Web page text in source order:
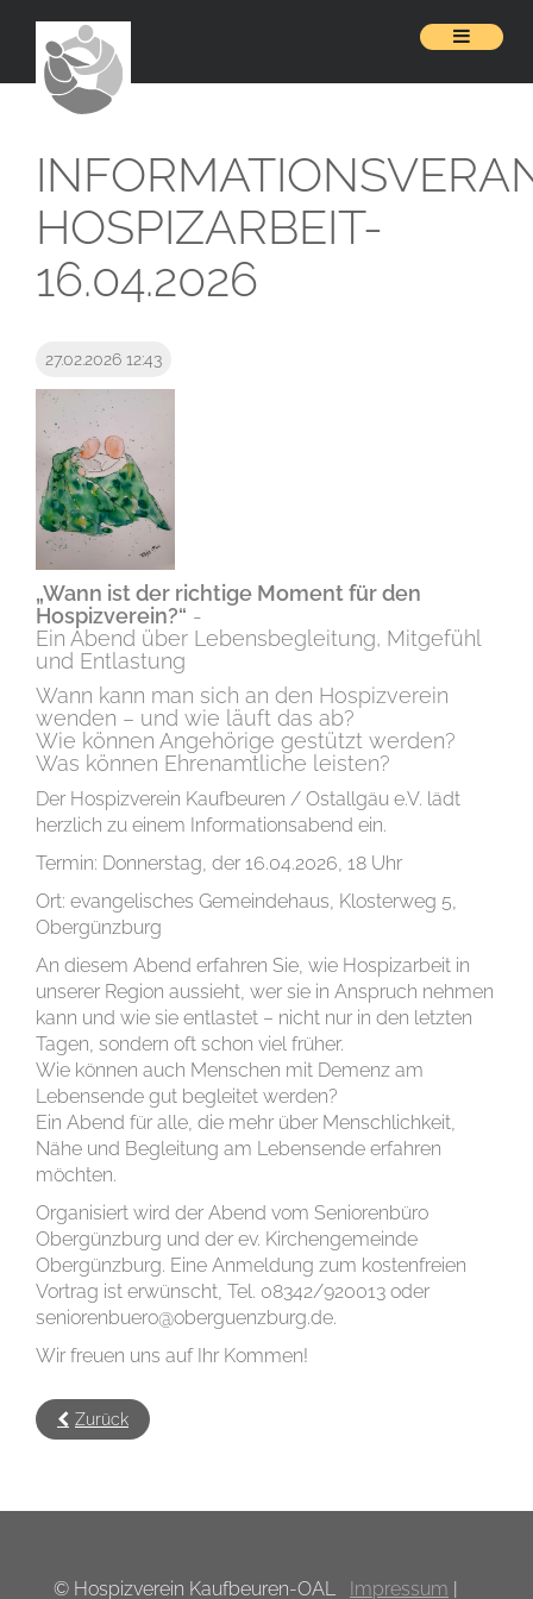
HOSPIZARBEIT-
16.04.2026
27.02.2026 12:43
„Wann istder richtige Moment fürden
Hospizverein?“ -
Ein Abend über Lebensbegleitung, Mitgefühl
und Entlastung
Wann kann man sich an den Hospizverein
wenden – und wie läuft das ab?
Wie können Angehörige gestützt werden?
Was können Ehrenamtliche leisten?
Der Hospizverein Kaufbeuren / Ostallgäu e.V. lädt
herzlich zu einem Informationsabend ein.
Termin: Donnerstag, der 16.04.2026, 18 Uhr
Ort: evangelisches Gemeindehaus, Klosterweg 5,
Obergünzburg
An diesem Abend erfahren Sie, wie Hospizarbeit in
unserer Region aussieht, wer sie in Anspruch nehmen
kann und wie sie entlastet – nicht nur in den letzten
Tagen, sondern oft schon viel früher.
Wie können auch Menschen mit Demenz am
Lebensende gut begleitet werden?
Ein Abend für alle, die mehr über Menschlichkeit,
Nähe und Begleitung am Lebensende erfahren
möchten.
Organisiert wird der Abend vom Seniorenbüro
Obergünzburg und der ev. Kirchengemeinde
Obergünzburg. Eine Anmeldung zum kostenfreien
Vortrag ist erwünscht, Tel. 08342/920013 oder
seniorenbuero@oberguenzburg.de.
Wir freuen uns auf Ihr Kommen!
Zurück
© Hospizverein Kaufbeuren-OAL Impressum |